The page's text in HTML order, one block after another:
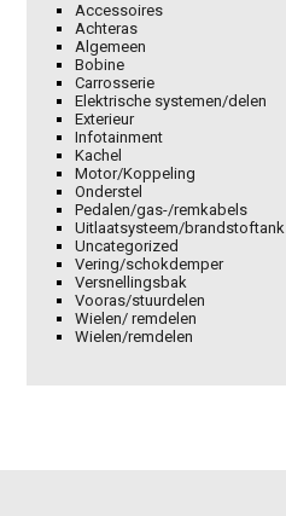
Accessoires
Achteras
Algemeen
Bobine
Carrosserie
Elektrische systemen/delen
Exterieur
Infotainment
Kachel
Motor/Koppeling
Onderstel
Pedalen/gas-/remkabels
Uitlaatsysteem/brandstoftank
Uncategorized
Vering/schokdemper
Versnellingsbak
Vooras/stuurdelen
Wielen/ remdelen
Wielen/remdelen